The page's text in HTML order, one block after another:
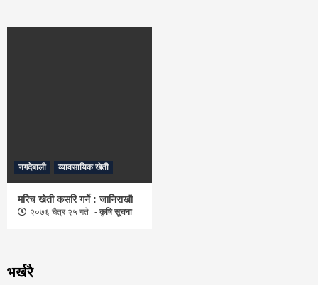
नगदेबाली व्यावसायिक खेती
मरिच खेती कसरि गर्ने : जानिराखौ
२०७६ चैत्र २५ गते कृषि सूचना
भर्खरै